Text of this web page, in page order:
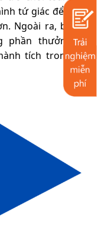
tứ giác để cùng
Ngoài ra, ba mẹ
phần thưởng để
tích trong trò